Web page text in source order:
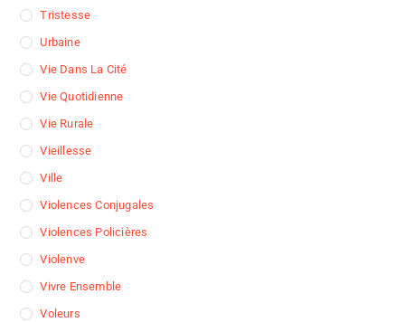
Tristesse
Urbaine
Vie Dans La Cité
Vie Quotidienne
Vie Rurale
Vieillesse
Ville
Violences Conjugales
Violences Policières
Violenve
Vivre Ensemble
Voleurs